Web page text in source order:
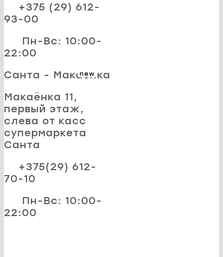
+375 (29) 612-
93-00
Пн-Вс: 10:00-
22:00
new
Санта - Макаёнка
Макаёнка 11,
первый этаж,
слева от касс
супермаркета
Санта
+375(29) 612-
70-10
Пн-Вс: 10:00-
22:00